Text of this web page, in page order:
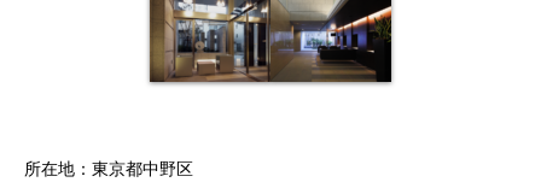
所在地：東京都中野区